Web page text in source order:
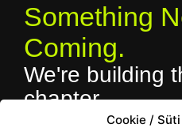
Cookie /
Something
Coming.
We're building
chapter.
The CLIQLAB. brand is